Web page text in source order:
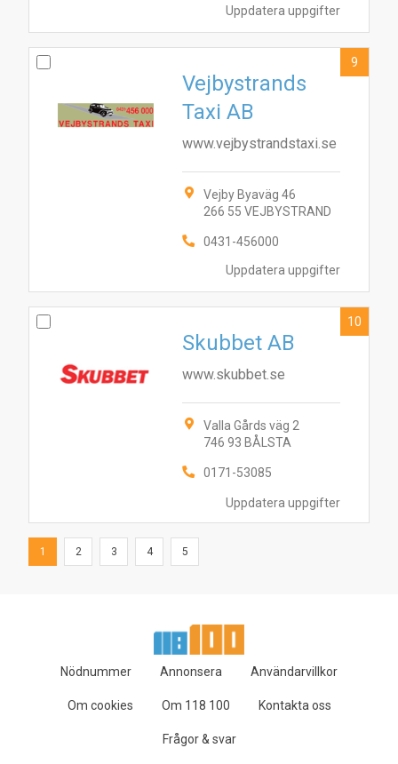
Uppdatera uppgifter
Uppdatera uppgifter
Vejbystrands
Taxi AB
www.vejbystrandstaxi.se
Vejby Byaväg 46
266 55 VEJBYSTRAND
0431-456000
9
Uppdatera uppgifter
Skubbet AB
www.skubbet.se
Valla Gårds väg 2
746 93 BÅLSTA
0171-53085
10
1 2 3 4 5
Nödnummer Annonsera Användarvillkor
Om cookies Om 118 100 Kontakta oss
Frågor & svar